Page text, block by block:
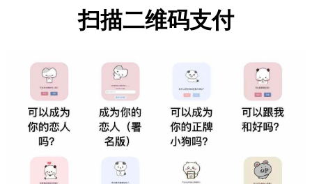
扫描二维码支付